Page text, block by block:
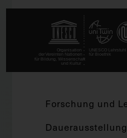
Forschung und
Dauerausstellung